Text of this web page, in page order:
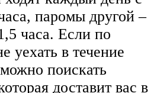
паромы другой –
часа. Если по
уехать в течение
поискать
доставит вас в